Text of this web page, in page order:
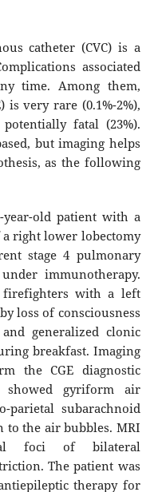
catheter (CVC) is a
associated
time. Among them,
is very rare (0.1%-2%),
fatal (23%).
but imaging helps
as the following
old patient with a
right lower lobectomy
stage 4 pulmonary
immunotherapy.
firefighters with a left
loss of consciousness
generalized clonic
breakfast. Imaging
the CGE diagnostic
showed gyriform air
parietal subarachnoid
to the air bubbles. MRI
foci of bilateral
The patient was
therapy for